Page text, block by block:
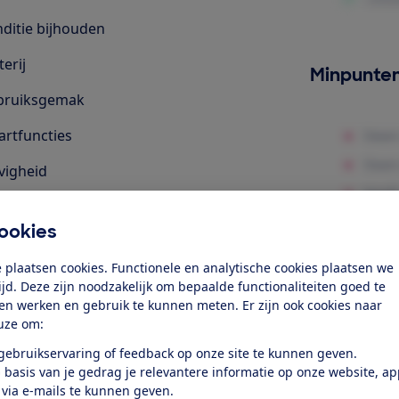
plaatsen cookies. Functionele en analytische cookies plaatsen we
Deze zijn noodzakelijk om bepaalde functionaliteiten goed te
werken en gebruik te kunnen meten. Er zijn ook cookies naar
om:
of feedback op onze site te kunnen geven.
basis van je gedrag je relevantere informatie op onze website,
e-mails te kunnen geven.
bijhouden